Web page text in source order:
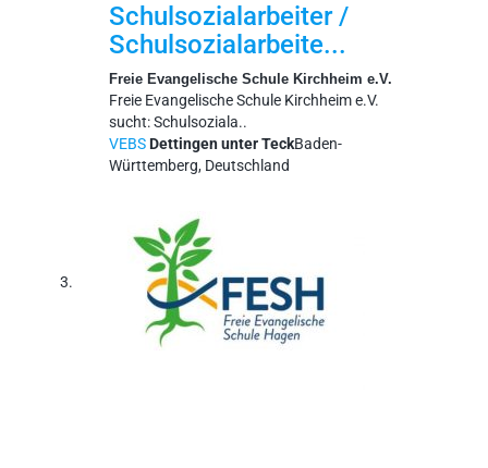
Schulsozialarbeiter /
Schulsozialarbeite...
Freie Evangelische Schule Kirchheim e.V.
Freie Evangelische Schule Kirchheim e.V.
sucht: Schulsoziala..
VEBSDettingen unter TeckBaden-
Württemberg, Deutschland